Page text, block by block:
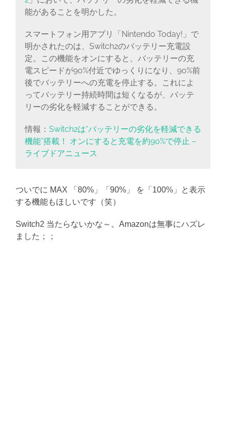
能があることを明かした。
スマートフォン用アプリ「Nintendo Today!」で
明かされたのは、Switch2のバッテリー充電設
定。この機能をオンにすると、バッテリーの充
電スピードが90%付近でゆっくりになり、90%前
後でバッテリーへの充電を停止する。これによ
ってバッテリー持続時間は短くなるが、バッテ
リーの劣化を軽減することができる。
情報： Switch2は“バッテリ ーの劣化を軽減できる
機能”搭載！ オンにすると充電を約90%で停止 –
ライブドアニュース
ついでに MAX 「80%」「90%」 を「100%」と表示
する機能もほしいです（笑）
Switch2 当たらないかな～。Amazonは無事にハズレ
ました；；